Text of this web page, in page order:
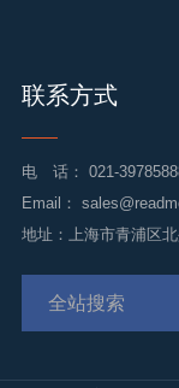
联系方式
电 话： 021-
Email：
地址：上海市青浦区